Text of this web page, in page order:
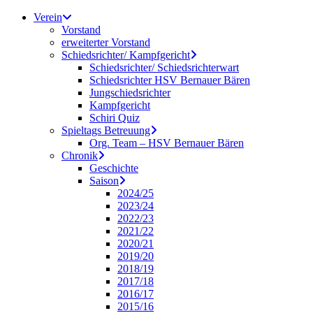
Zum
Verein
Vorstand
erweiterter Vorstand
Schiedsrichter/ Kampfgericht
Schiedsrichter/ Schiedsrichterwart
Schiedsrichter HSV Bernauer Bären
Jungschiedsrichter
Kampfgericht
Schiri Quiz
Spieltags Betreuung
Org. Team – HSV Bernauer Bären
Chronik
Geschichte
Saison
2024/25
2023/24
2022/23
2021/22
2020/21
2019/20
2018/19
2017/18
2016/17
2015/16